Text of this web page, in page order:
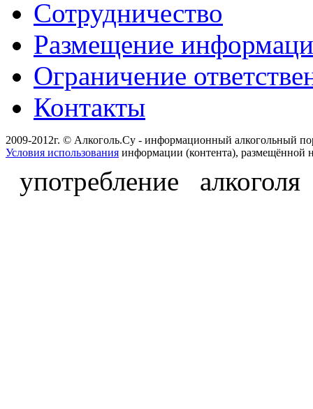
Сотрудничество
Размещение
Ограничение
Контакты
2009-2012г. © Алкоголь.Су - информационный алкогольный
Условия использования информации (контента), размещённой
употребление